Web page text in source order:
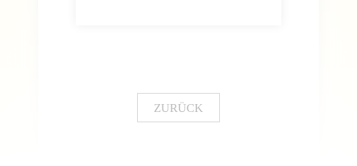
ZURÜCK